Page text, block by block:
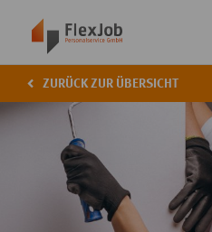
ZURÜCK ZUR ÜBERSICHT